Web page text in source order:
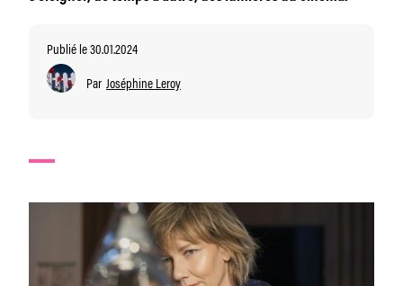
Publié le 30.01.2024
Par Joséphine Leroy